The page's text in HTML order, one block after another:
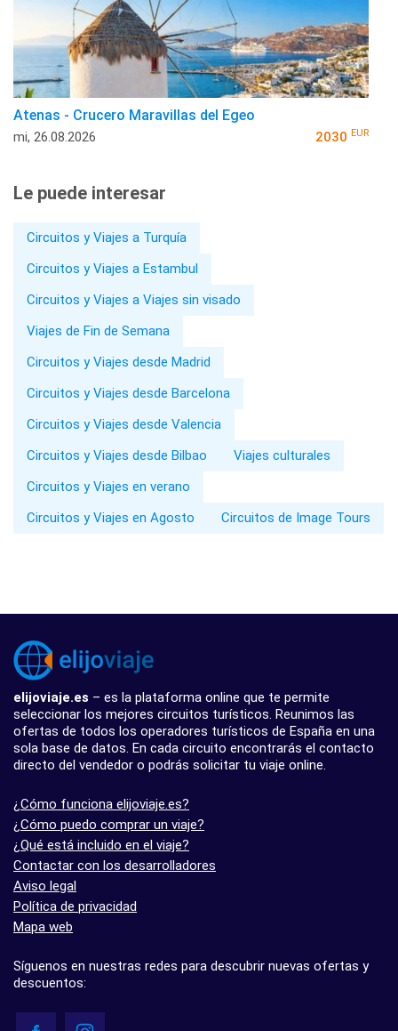
Atenas - Crucero Maravillas del Egeo
mi, 26.08.2026 2030 EUR
Le puede interesar
Circuitos y Viajes a Turquía
Circuitos y Viajes a Estambul
Circuitos y Viajes a Viajes sin visado
Viajes de Fin de Semana
Circuitos y Viajes desde Madrid
Circuitos y Viajes desde Barcelona
Circuitos y Viajes desde Valencia
Circuitos y Viajes desde Bilbao
Viajes culturales
Circuitos y Viajes en verano
Circuitos y Viajes en Agosto
Circuitos de Image Tours
elijoviaje.es – es la plataforma online que te permite
seleccionar los mejores circuitos turísticos. Reunimos las
ofertas de todos los operadores turísticos de España en una
sola base de datos. En cada circuito encontrarás el contacto
directo del vendedor o podrás solicitar tu viaje online.
¿Cómo funciona elijoviaje.es?
¿Cómo puedo comprar un viaje?
¿Qué está incluido en el viaje?
Contactar con los desarrolladores
Aviso legal
Política de privacidad
Mapa web
Síguenos en nuestras redes para descubrir nuevas ofertas y
descuentos: